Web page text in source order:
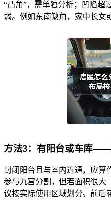
“凸角”，需单独分析；凹陷超
弱。例如东南缺角，家中长女
方法3：有阳台或车库
封闭阳台且与室内连通，应算
参与九宫分割，但若面积很大
议按实际使用区域划分。前后